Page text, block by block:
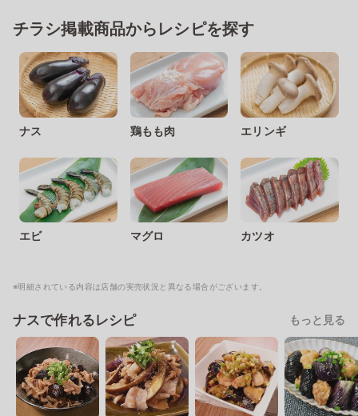
チラシ掲載商品からレシピを探す
ナス 鶏もも肉 エリンギ
エビ マグロ カツオ
※明細されている内容は店舗の実売状況と異なる場合がございます。
ナスで作れるレシピ もっと見る